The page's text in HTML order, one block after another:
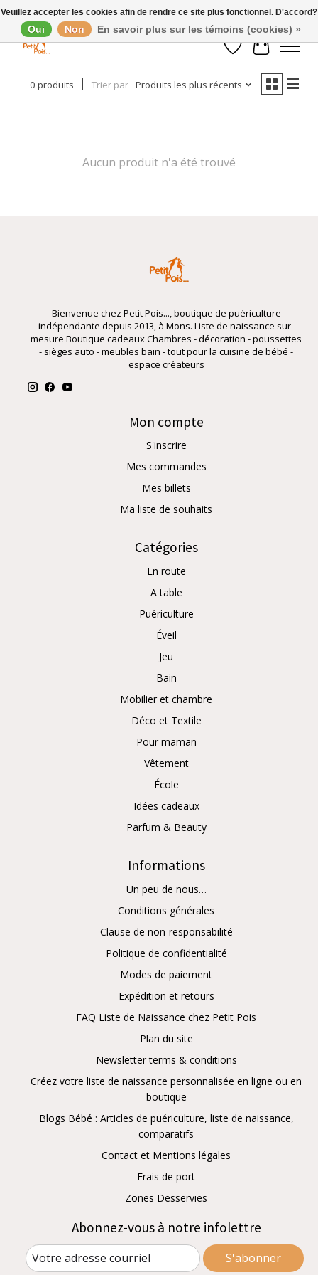
Liste de souhaits
Panier
Afficher les filtres
0 produits Trier par Produits les plus récents
Aucun produit n'a été trouvé
Bienvenue chez Petit Pois..., boutique de puériculture
indépendante depuis 2013, à Mons. Liste de naissance sur-
mesure Boutique cadeaux Chambres - décoration - poussettes
- sièges auto - meubles bain - tout pour la cuisine de bébé -
espace créateurs
Mon compte
S'inscrire
Mes commandes
Mes billets
Ma liste de souhaits
Catégories
En route
A table
Puériculture
Éveil
Jeu
Bain
Mobilier et chambre
Déco et Textile
Pour maman
Vêtement
École
Idées cadeaux
Parfum & Beauty
Informations
Un peu de nous…
Conditions générales
Clause de non-responsabilité
Politique de confidentialité
Modes de paiement
Expédition et retours
FAQ Liste de Naissance chez Petit Pois
Plan du site
Newsletter terms & conditions
Créez votre liste de naissance personnalisée en ligne ou en
boutique
Blogs Bébé : Articles de puériculture, liste de naissance,
comparatifs
Contact et Mentions légales
Frais de port
Zones Desservies
Abonnez-vous à notre infolettre
S'abonner
Veuillez accepter les cookies afin de rendre ce site plus fonctionnel. D'accord?
Oui Non En savoir plus sur les témoins (cookies) »